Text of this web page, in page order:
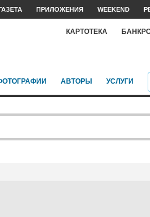
ПРИЛОЖЕНИЯ WEEKEND
КАРТОТЕКА
АВТОРЫ УСЛУГИ